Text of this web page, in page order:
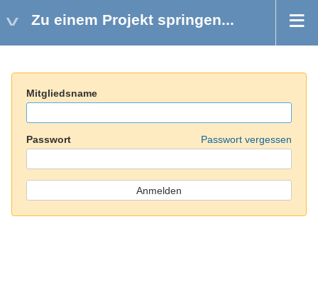
Zu einem Projekt springen...
Mitgliedsname
Passwort Passwort vergessen